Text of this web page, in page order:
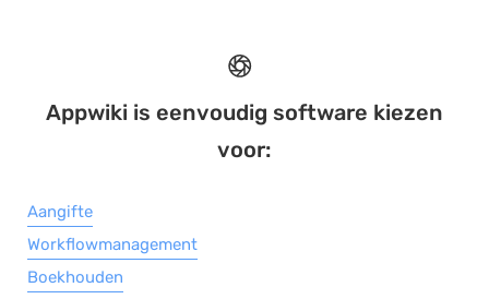
Appwiki is eenvoudig software kiezen
voor:
Aangifte
Workflowmanagement
Boekhouden